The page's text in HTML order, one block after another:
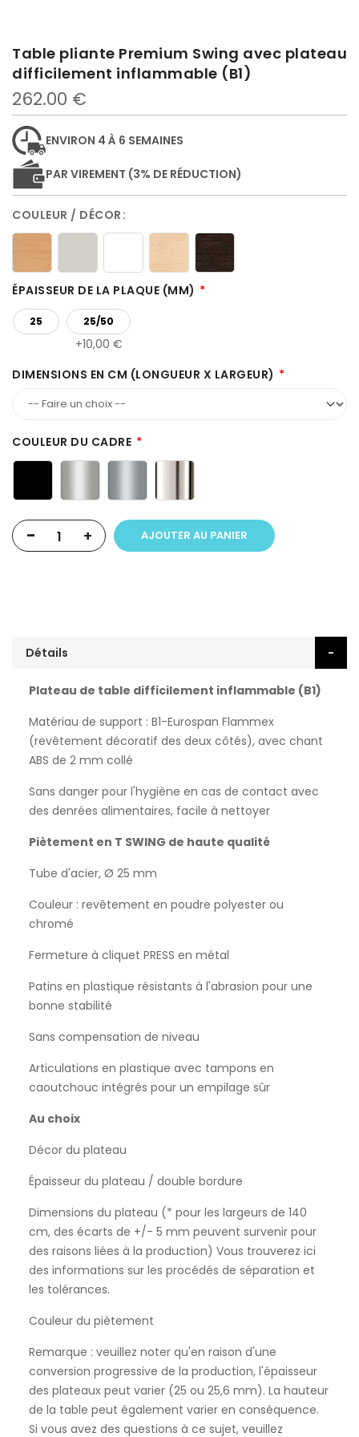
Table pliante Premium Swing avec plateau
difficilement inflammable (B1)
262.00 €
ENVIRON 4 À 6 SEMAINES
PAR VIREMENT (3% DE RÉDUCTION)
COULEUR / DÉCOR
ÉPAISSEUR DE LA PLAQUE (MM)
25 25/50
10,00 €
DIMENSIONS EN CM (LONGUEUR X LARGEUR)
COULEUR DU CADRE
- + AJOUTER AU PANIER
Détails
Plateau de table difficilement inflammable (B1)
Matériau de support : B1-Eurospan Flammex
(revêtement décoratif des deux côtés), avec chant
ABS de 2 mm collé
Sans danger pour l'hygiène en cas de contact avec
des denrées alimentaires, facile à nettoyer
Piètement en T SWING de haute qualité
Tube d'acier, Ø 25 mm
Couleur : revêtement en poudre polyester ou
chromé
Fermeture à cliquet PRESS en métal
Patins en plastique résistants à l'abrasion pour une
bonne stabilité
Sans compensation de niveau
Articulations en plastique avec tampons en
caoutchouc intégrés pour un empilage sûr
Au choix
Décor du plateau
Épaisseur du plateau / double bordure
Dimensions du plateau (* pour les largeurs de 140
cm, des écarts de +/- 5 mm peuvent survenir pour
des raisons liées à la production) Vous trouverez ici
des informations sur les procédés de séparation et
les tolérances.
Couleur du piètement
Remarque : veuillez noter qu'en raison d'une
conversion progressive de la production, l'épaisseur
des plateaux peut varier (25 ou 25,6 mm). La hauteur
de la table peut également varier en conséquence.
Si vous avez des questions à ce sujet, veuillez